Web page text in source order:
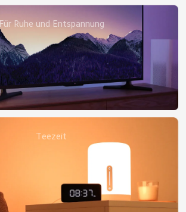
Für Ruhe und Entspannung
Teezeit